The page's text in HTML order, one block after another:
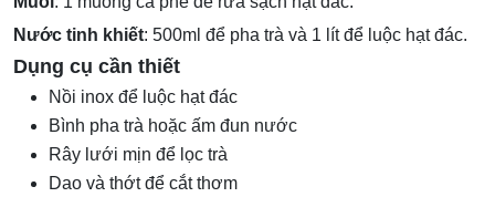
Nước tinh khiết: 500ml để pha trà và 1 lít để luộc hạt đác.
Dụng cụ cần thiết
Nồi inox để luộc hạt đác
Bình pha trà hoặc ấm đun nước
Rây lưới mịn để lọc trà
Dao và thớt để cắt thơm